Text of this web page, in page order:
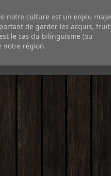
notre culture est un enjeu
de garder les acquis, fruit
le cas du bilinguisme (ou
notre région.